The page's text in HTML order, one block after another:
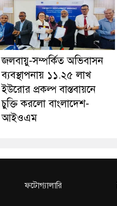
জলবায়ু-সম্পর্কিত অভিবাসন
ব্যবস্থাপনায় ১১.২৫ লাখ
ইউরোর প্রকল্প বাস্তবায়নে
চুক্তি করলো বাংলাদেশ-
আইওএম
ফটোগ্যালারি